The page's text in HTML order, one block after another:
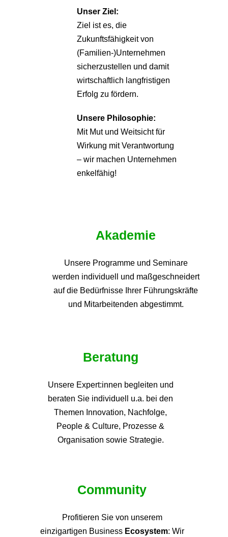
Unser Ziel:
Ziel ist es, die
Zukunftsfähigkeit von
(Familien-)Unternehmen
sicherzustellen und damit
wirtschaftlich langfristigen
Erfolg zu fördern.
Unsere Philosophie:
Mit Mut und Weitsicht für
Wirkung mit Verantwortung
– wir machen Unternehmen
enkelfähig!
Akademie
Unsere Programme und Seminare
werden individuell und maßgeschneidert
auf die Bedürfnisse Ihrer Führungskräfte
und Mitarbeitenden abgestimmt.
Beratung
Unsere Expert:innen begleiten und
beraten Sie individuell u.a. bei den
Themen Innovation, Nachfolge,
People & Culture, Prozesse &
Organisation sowie Strategie.
Community
Profitieren Sie von unserem
einzigartigen Business Ecosystem: Wir